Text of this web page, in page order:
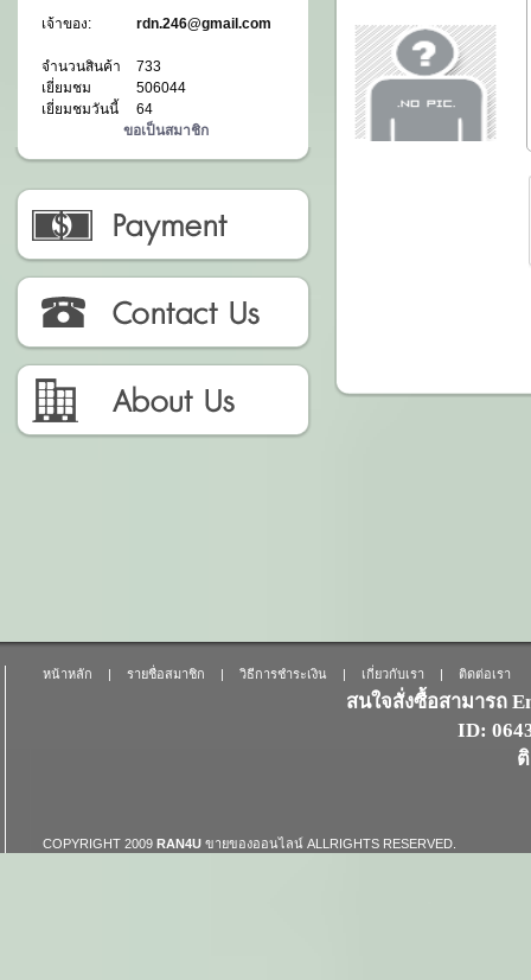
เจ้าของ:
rdn.246@gmail.com
จำนวนสินค้า
733
เยี่ยมชม
506044
เยี่ยมชมวันนี้
64
ขอเป็นสมาชิก
หน้าหลัก | รายชื่อสมาชิก | วิธีการชำระเงิน | เกี่ยวกับเรา | ติดต่อเรา
สนใจสั่งซื้อสามารถ
ID:
COPYRIGHT 2009 RAN4U ขายของออนไลน์ ALLRIGHTS RESERVED.